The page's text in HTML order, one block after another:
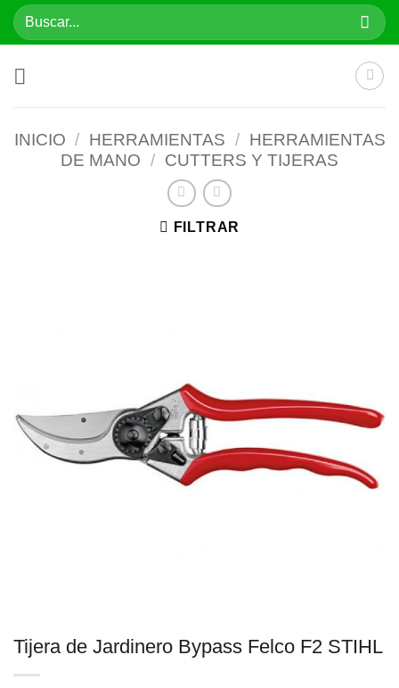
SaltarBuscar
por:
INICIO / HERRAMIENTAS / HERRAMIENTAS
DE MANO / CUTTERS Y TIJERAS
FILTRAR
Tijera de Jardinero Bypass Felco F2 STIHL